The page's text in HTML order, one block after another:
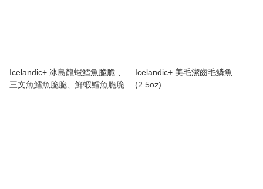
Icelandic+ 冰島龍蝦鱈魚脆脆 、
三文魚鱈魚脆脆、鮮蝦鱈魚脆脆
Icelandic+ 美毛潔齒毛鱗魚
(2.5oz)